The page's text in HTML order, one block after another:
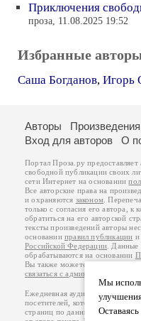
Приключения
проза, 11.08.2025 19:52
Избранные
Саша Богданов, Игорь
Мы
Авторы Произведения
Вход для авторов
О
Портал Проза.ру
свободной публикации своих
сети Интернет на основании
Все авторские права на
и охраняются законом .
только с согласия его автора,
обратиться на его авторской
тексты произведений авторы
основанииправил публикации
Российской Федерации . Данные
обрабатываются на основании
Вы также можете посмотреть
связаться с администрацией
Ежедневная аудитория портала
посетителей, которые в общей
страниц по данным счетчика